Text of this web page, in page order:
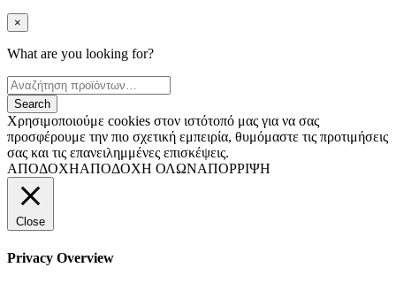
×
What are you looking for?
Χρησιμοποιούμε cookies στον ιστότοπό μας για να σας
προσφέρουμε την πιο σχετική εμπειρία, θυμόμαστε τις προτιμήσεις
σας και τις επανειλημμένες επισκέψεις.
ΑΠΟΔΟΧΗΑΠΟΔΟΧΗ ΟΛΩΝΑΠΟΡΡΙΨΗ
Close
Privacy Overview